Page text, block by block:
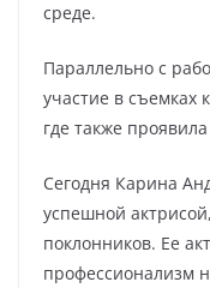
среде.
Параллельно с
участие в съемках
где также
Сегодня Карина
успешной
поклонников. Ее
профессионализм